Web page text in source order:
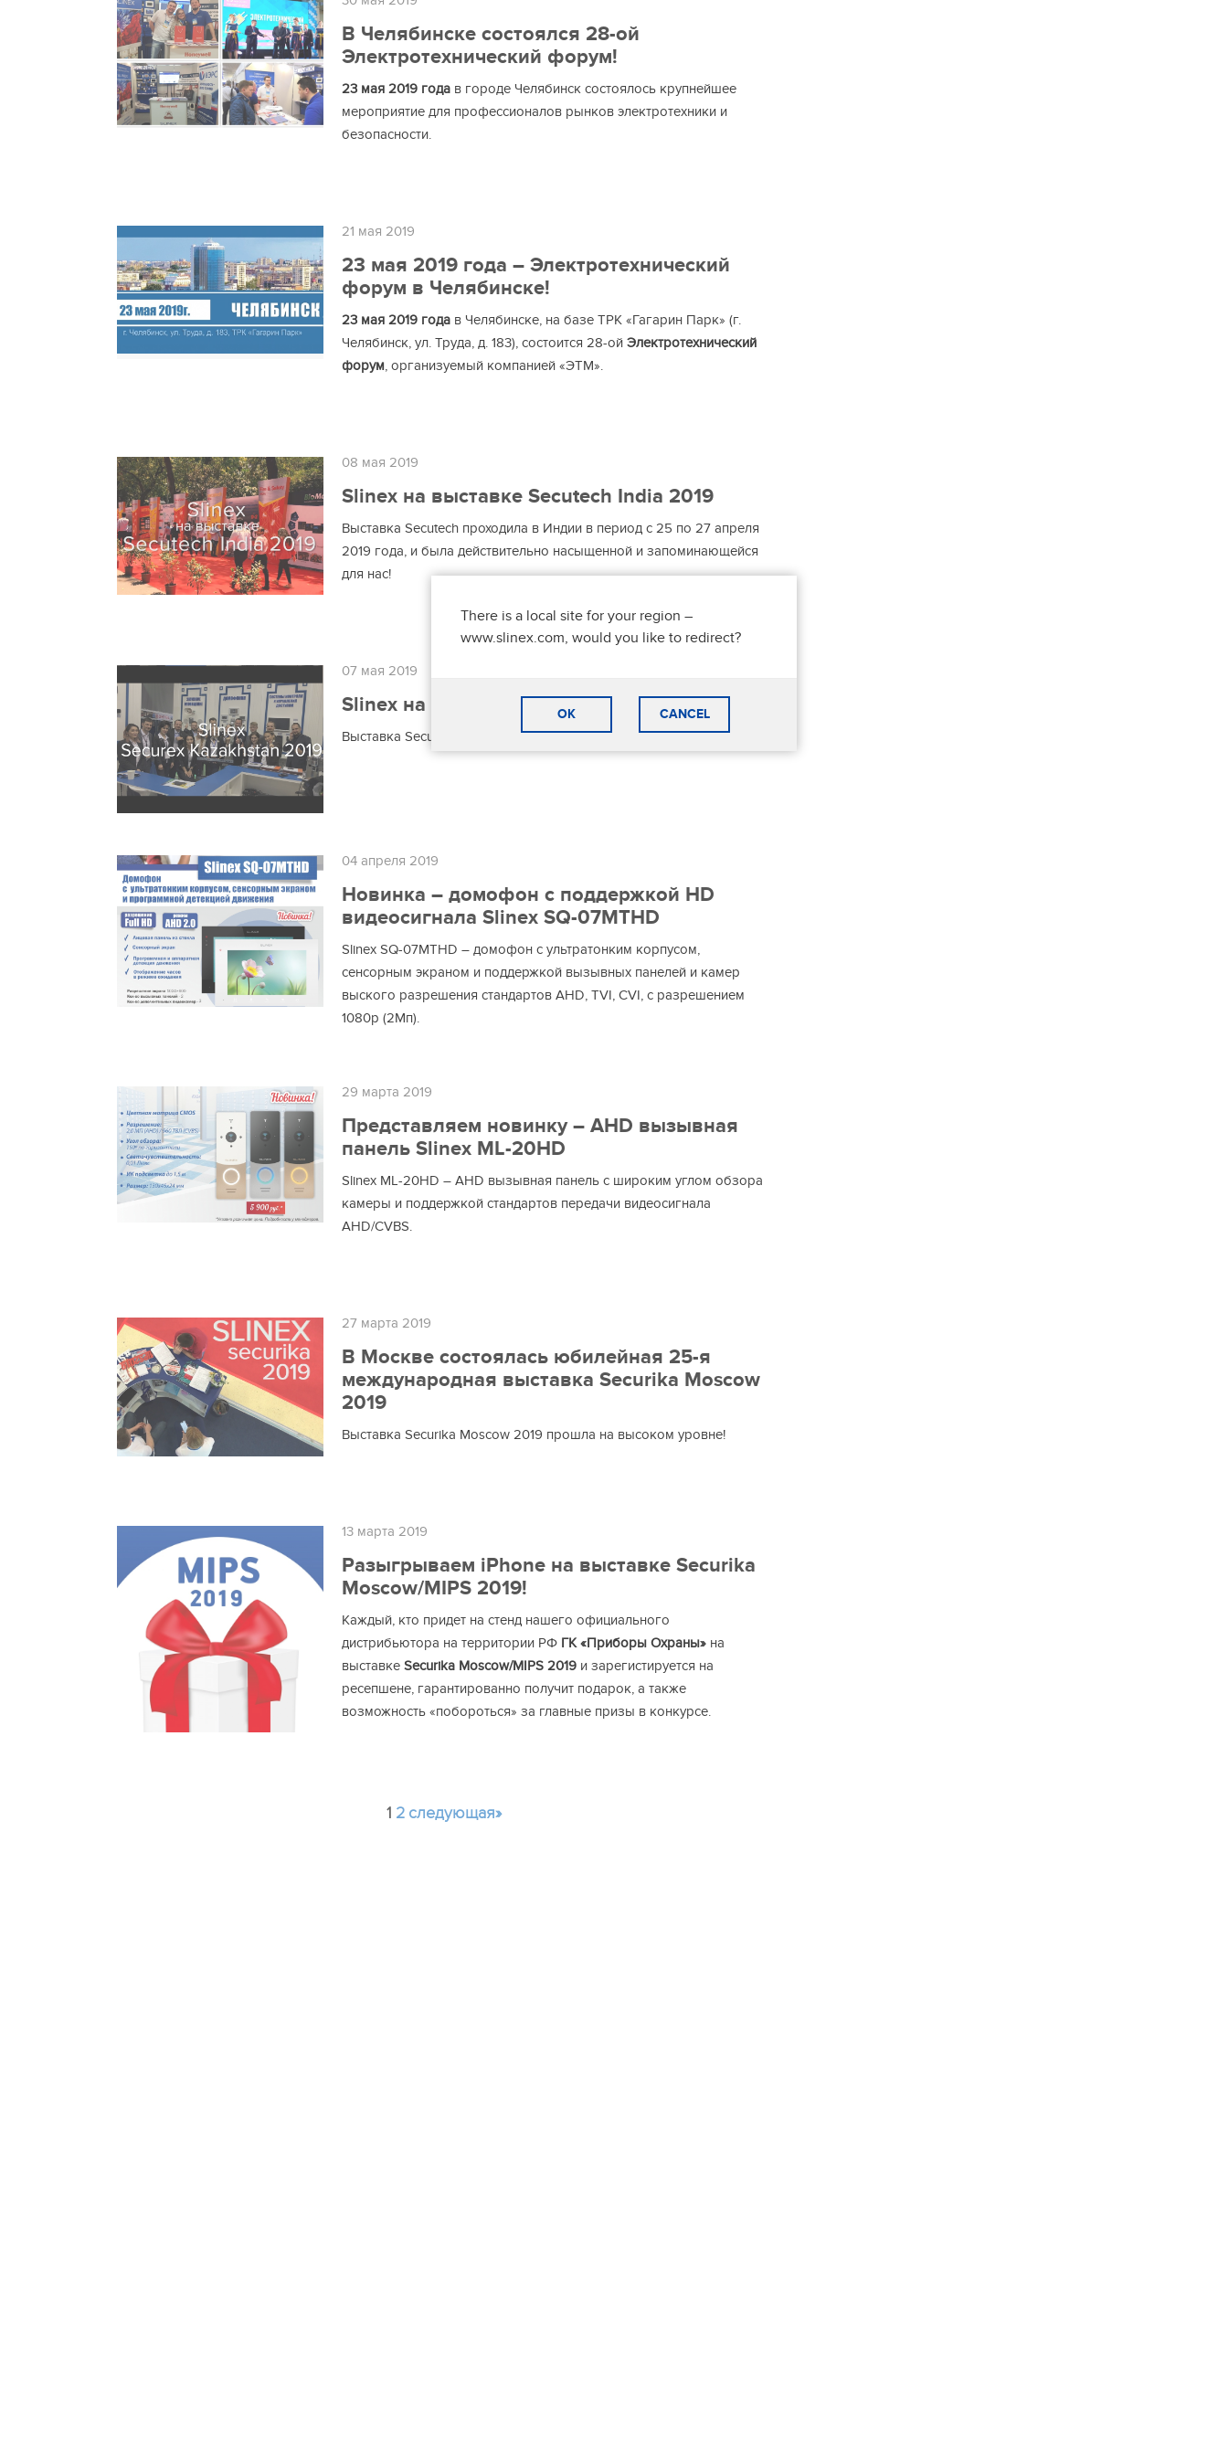
В Челябинске состоялся 28-ой
Электротехнический форум!
23 мая 2019 годав городе Челябинск состоялось крупнейшее
мероприятие для профессионалов рынков электротехники и
безопасности.
21 мая 2019
23 мая 2019 года – Электротехнический
форум в Челябинске!
23 мая 2019 годав Челябинске, на базе ТРК «Гагарин Парк» (г.
Челябинск, ул. Труда, д. 183), состоится 28-ой Электротехнический
форум, организуемый компанией «ЭТМ».
08 мая 2019
Slinex на выставке Secutech India 2019
Выставка Secutech проходила в Индии в период с 25 по 27 апреля
2019 года, и была действительно насыщенной и запоминающейся
для нас!
07 мая 2019
Slinex на выставке Securex Kazakhstan 2019
Выставка Securex Kazakhstan 2019 прошла на высоком уровне!
04 апреля 2019
Новинка – домофон с поддержкой HD
видеосигнала Slinex SQ-07MTHD
Slinex SQ-07MTHD – домофон с ультратонким корпусом,
сенсорным экраном и поддержкой вызывных панелей и камер
выского разрешения стандартов AHD, TVI, CVI, с разрешением
1080p (2Мп).
29 марта 2019
Представляем новинку – AHD вызывная
панель Slinex ML-20HD
Slinex ML-20HD – AHD вызывная панель с широким углом обзора
камеры и поддержкой стандартов передачи видеосигнала
AHD/CVBS.
27 марта 2019
В Москве состоялась юбилейная 25-я
международная выставка Securika Moscow
2019
Выставка Securika Moscow 2019 прошла на высоком уровне!
13 марта 2019
Разыгрываем iPhone на выставке Securika
Moscow/MIPS 2019!
Каждый, кто придет на стенд нашего официального
дистрибьютора на территории РФГК «Приборы Охраны»на
выставке Securika Moscow/MIPS 2019 и зарегистируется на
ресепшене, гарантированно получит подарок, а также
возможность «побороться» за главные призы в конкурсе.
1 2 следующая»
There is a local site for your region –
www.slinex.com, would you like to redirect?
OK CANCEL